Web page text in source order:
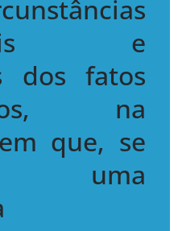
e
dos fatos
na
que, se
uma